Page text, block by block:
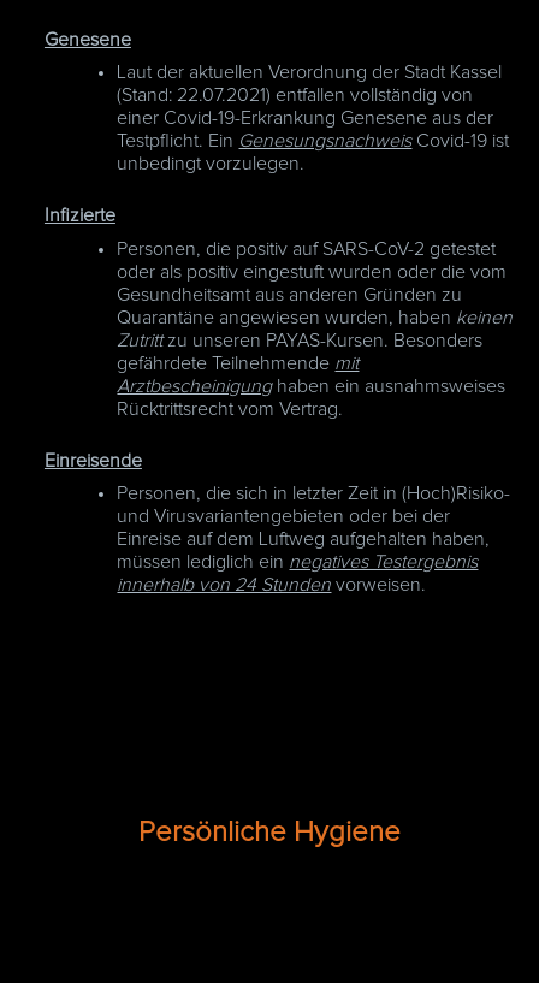
Genesene
Laut der aktuellen Verordnung der Stadt Kassel
(Stand: 22.07.2021) entfallen vollständig von
einer Covid-19-Erkrankung Genesene aus der
Testpflicht. Ein GenesungsnachweisCovid-19 ist
unbedingt vorzulegen.
Infizierte
Personen, die positiv auf SARS-CoV-2 getestet
oder als positiv eingestuft wurden oder die vom
Gesundheitsamt aus anderen Gründen zu
Quarantäne angewiesen wurden, haben keinen
Zutrittzu unseren PAYAS-Kursen. Besonders
gefährdete Teilnehmende mit
Arztbescheinigunghaben ein ausnahmsweises
Rücktrittsrecht vom Vertrag.
Einreisende
Personen, die sich in letzter Zeit in (Hoch)Risiko-
und Virusvariantengebieten oder bei der
Einreise auf dem Luftweg aufgehalten haben,
müssen lediglich ein negatives Testergebnis
innerhalb von 24 Stunden vorweisen.
Persönliche Hygiene